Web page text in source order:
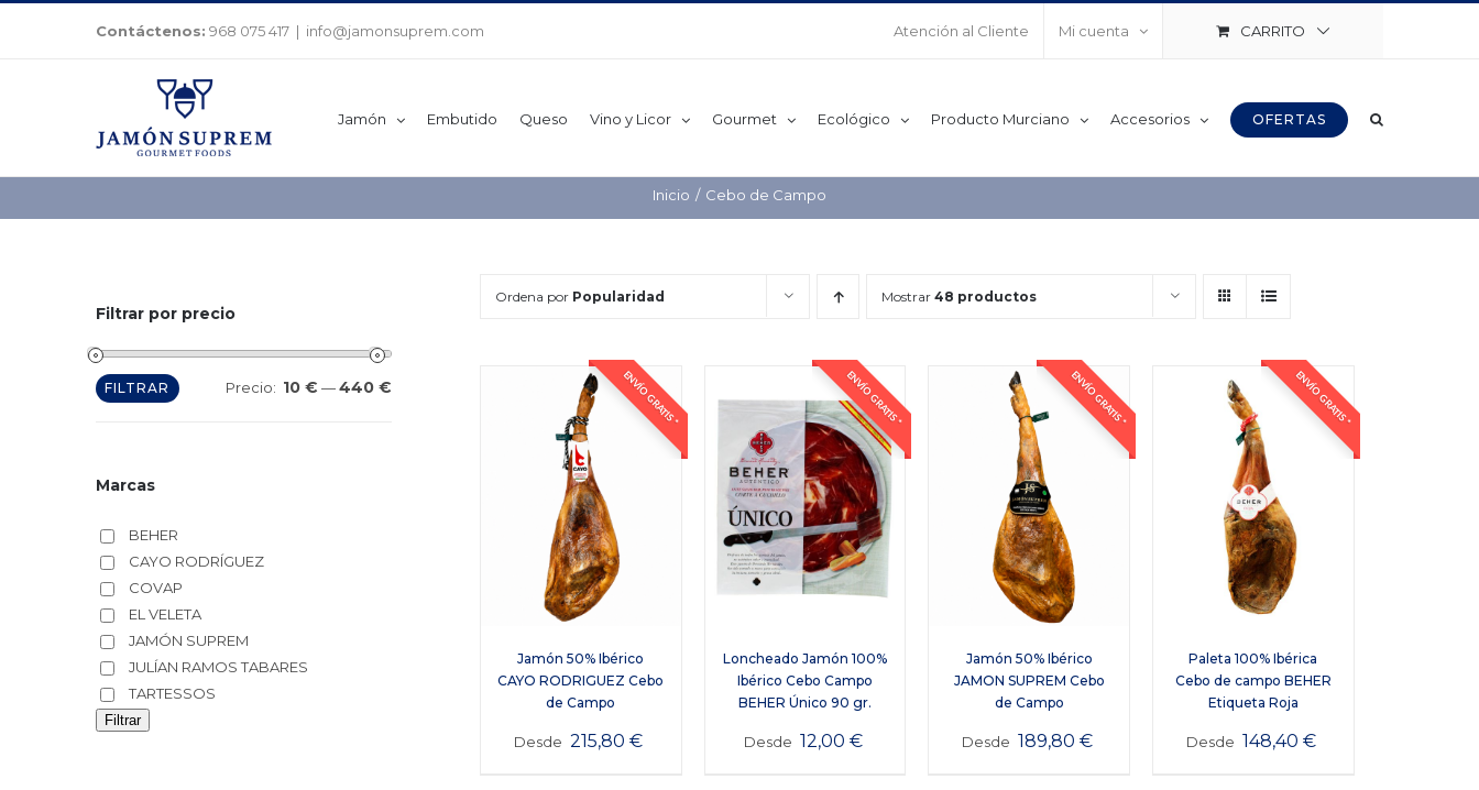
Contáctenos: 968 075 417 | info@jamonsuprem.com Atención al Cliente Mi cuenta CARRITO
Jamón Embutido Queso Vino y Licor Gourmet Ecológico Producto Murciano Accesorios OFERTAS
Inicio Cebo de Campo
Ordena por Popularidad Mostrar48 productos
ENVÍO GRATIS *
Jamón 50% Ibérico
CAYO RODRIGUEZ Cebo
de Campo
Desde 215,80€
ENVÍO GRATIS *
Loncheado Jamón 100%
Ibérico Cebo Campo
BEHER Único 90 gr.
Desde 12,00 €
ENVÍO GRATIS *
Jamón 50% Ibérico
JAMON SUPREM Cebo
de Campo
Desde 189,80 €
ENVÍO GRATIS *
Paleta 100% Ibérica
Cebo de campo BEHER
Etiqueta Roja
Desde 148,40 €
Filtrar por precio
FILTRAR Precio: 10 € —440 €
Marcas
BEHER
CAYO RODRÍGUEZ
COVAP
EL VELETA
JAMÓN SUPREM
JULÍAN RAMOS TABARES
TARTESSOS
Filtrar